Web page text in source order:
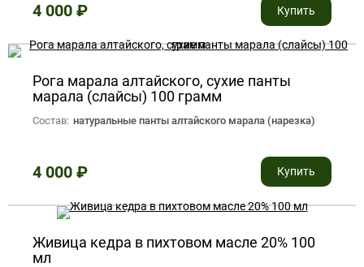
4 000 ₽ Купить
Рога марала алтайского, сухие панты
марала (слайсы) 100 грамм
Состав: натуральные панты алтайского марала (нарезка)
4 000 ₽ Купить
Живица кедра в пихтовом масле 20% 100
мл